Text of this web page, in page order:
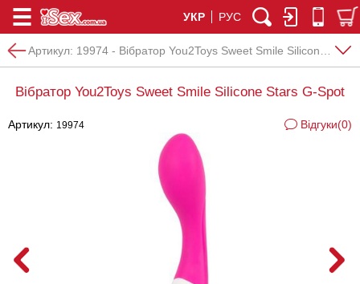
УКР РУС
Артикул: 19974 - Вібратор You2Toys Sweet Smile Silicone Stars G-Spot
Вібратор You2Toys Sweet Smile Silicone Stars G-Spot
Артикул: 19974 Відгуки(0)